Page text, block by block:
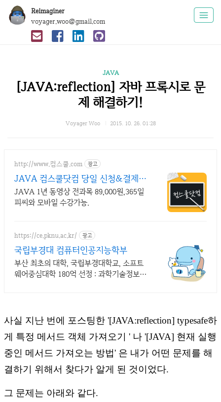
Reimaginer
voyager.woo@gmail.com
JAVA
[JAVA:reflection] 자바 프록시로 문
제 해결하기!
Voyager Woo 2015. 10. 26. 01:28
http://www.컴스쿨.com 광고
JAVA 컴스쿨닷컴 당일 신청&결제시
기프티콘!
JAVA 1년 동영상 전과목 89,000원,365일
피씨와 모바일 수강가능.
https://ce.pknu.ac.kr/ 광고
국립부경대 컴퓨터인공지능학부
부산 최초의 대학, 국립부경대학교, 소프트
웨어중심대학 180억 선정 : 과학기술정보통
사실 지난 번에 포스팅한 '[JAVA:reflection] typesafe하
게 특정 메서드 객체 가져오기
' 나 '[JAVA] 현재 실행
중인 메서드 가져오는 방법' 은 내가 어떤 문제를 해
결하기 위해서 찾다가 알게 된 것이었다.
그 문제는 아래와 같다.